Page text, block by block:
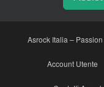
Asrock Italia –
Account Utente